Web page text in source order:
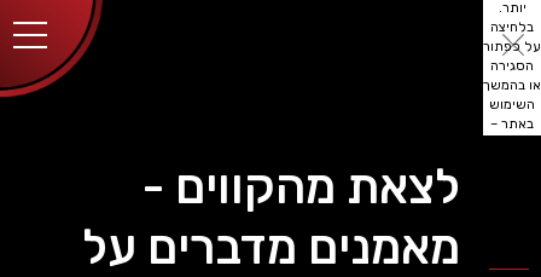
יותר.
בלחיצה
על כפתור
הסגירה
או בהמשך
השימוש
באתר –
לצאת מהקווים -
מאמנים מדברים על